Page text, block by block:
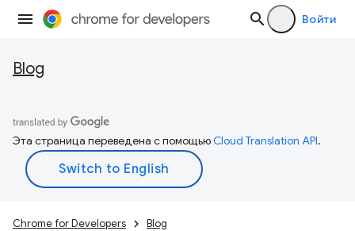
Войти
Blog
Эта страница переведена с помощьюCloud Translation API.
Chrome for Developers Blog